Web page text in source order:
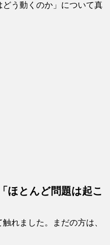
う動くのか」について真
ほとんど問題は起こ
れました。まだの方は、